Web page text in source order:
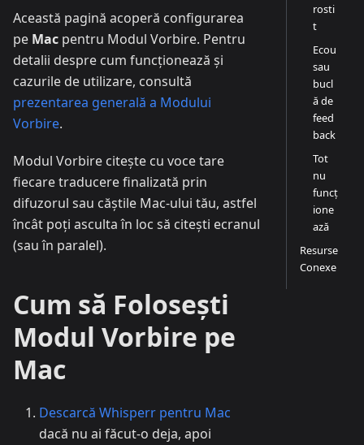
Această pagină acoperă configurarea
pe Mac pentru Modul Vorbire. Pentru
detalii despre cum funcționează și
cazurile de utilizare, consultă
prezentarea generală a Modului
Vorbire.
Modul Vorbire citește cu voce tare
fiecare traducere finalizată prin
difuzorul sau căștile Mac-ului tău, astfel
încât poți asculta în loc să citești ecranul
(sau în paralel).
Cum să Folosești
Modul Vorbire pe
Mac
Descarcă Whisperr pentru Mac
dacă nu ai făcut-o deja, apoi
rosti
t
Ecou
sau
bucl
ă de
feed
back
Tot
nu
funcț
ione
ază
Resurse
Conexe